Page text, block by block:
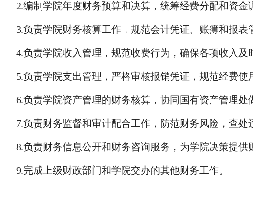
2.编制学院年度财务预算和决算，统筹经费分配和资金
3.负责学院财务核算工作，规范会计凭证、账簿和报表
4.负责学院收入管理，规范收费行为，确保各项收入及
5.负责学院支出管理，严格审核报销凭证，规范经费使
6.负责学院资产管理的财务核算，协同国有资产管理处
7.负责财务监督和审计配合工作，防范财务风险，查处
8.负责财务信息公开和财务咨询服务，为学院决策提供
9.完成上级财政部门和学院交办的其他财务工作。